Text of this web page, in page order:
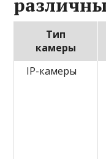
Тип
камеры
IP-камеры